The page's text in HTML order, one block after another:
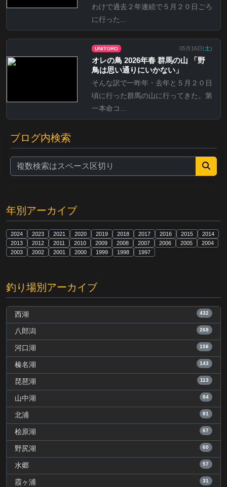
わけで過去２年連続で５月２０日ごろ
に行った...
UNITORO 05月16日(土)
オレの鳥 2026年春 群馬の山 「野
鳥は思い通りにいかない」
そんな訳で一昨年・去年と５月２０日
頃に行った群馬の山に行ってきた。第
一本命コ...
ブログ内検索
年別アーカイブ
2024 2023 2021 2020 2019 2018 2017 2016 2015
2014
2013
2012 2011 2010 2009 2008 2007 2006 2005
2004
2003
2002 2001 2000 1999 1998 1997
釣り場別アーカイブ
西湖 432
八郎潟 268
河口湖 158
榛名湖 143
琵琶湖 113
山中湖 84
北浦 81
桧原湖 67
野尻湖 60
水郷 57
霞ヶ浦 31